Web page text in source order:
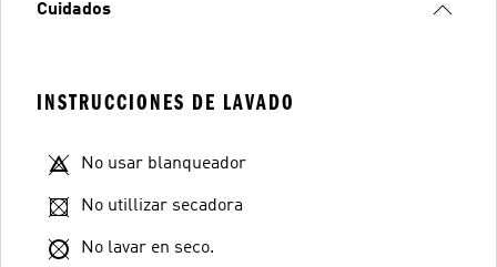
Cuidados
INSTRUCCIONES DE LAVADO
No usar blanqueador
No utillizar secadora
No lavar en seco.